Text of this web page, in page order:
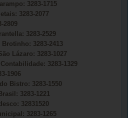
3283-1715
3283-2077
2809
3283-2529
3283-2413
Lázaro: 3283-1027
3283-1329
1906
Bistro: 3283-1550
3283-1221
32831520
3283-1265